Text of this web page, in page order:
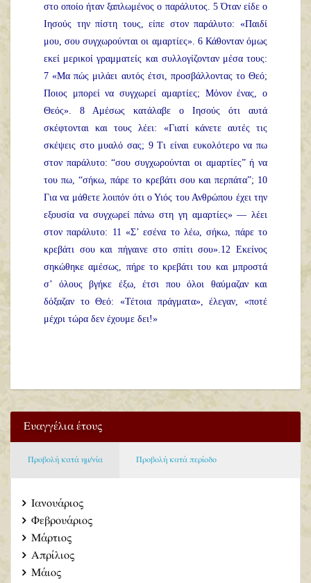
στο οποίο ήταν ξαπλωμένος ο παράλυτος. 5 Όταν είδε ο
Ιησούς την πίστη τους, είπε στον παράλυτο: «Παιδί
μου, σου συγχωρούνται οι αμαρτίες». 6 Κάθονταν όμως
εκεί μερικοί γραμματείς και συλλογίζονταν μέσα τους:
7 «Μα πώς μιλάει αυτός έτσι, προσβάλλοντας το Θεό;
Ποιος μπορεί να συγχωρεί αμαρτίες; Μόνον ένας, ο
Θεός». 8 Αμέσως κατάλαβε ο Ιησούς ότι αυτά
σκέφτονται και τους λέει: «Γιατί κάνετε αυτές τις
σκέψεις στο μυαλό σας; 9 Τι είναι ευκολότερο να πω
στον παράλυτο: “σου συγχωρούνται οι αμαρτίες” ή να
του πω, “σήκω, πάρε το κρεβάτι σου και περπάτα”; 10
Για να μάθετε λοιπόν ότι ο Υιός του Ανθρώπου έχει την
εξουσία να συγχωρεί πάνω στη γη αμαρτίες» — λέει
στον παράλυτο: 11 «Σ’ εσένα το λέω, σήκω, πάρε το
κρεβάτι σου και πήγαινε στο σπίτι σου».12 Εκείνος
σηκώθηκε αμέσως, πήρε το κρεβάτι του και μπροστά
σ’ όλους βγήκε έξω, έτσι που όλοι θαύμαζαν και
δόξαζαν το Θεό: «Τέτοια πράγματα», έλεγαν, «ποτέ
μέχρι τώρα δεν έχουμε δει!»
Ευαγγέλια έτους
Προβολή κατά ημ/νία Προβολή κατά περίοδο
Ιανουάριος
Φεβρουάριος
Μάρτιος
Απρίλιος
Μάιος